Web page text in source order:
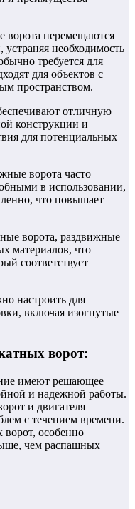
ворота перемещаются
необходимость
требуется для
для объектов с
пространством.
отличную
конструкции и
для потенциальных
ворота часто
в использовании,
что повышает
ворота, раздвижные
материалов, что
соответствует
настроить для
включая изогнутые
ворот:
имеют решающее
и надежной работы.
и двигателя
с течением времени.
ворот, особенно
чем распашных